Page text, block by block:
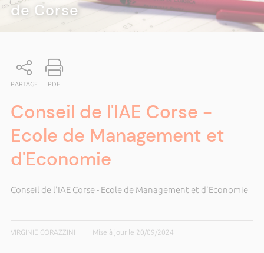
de Corse
PARTAGE PDF
Conseil de l'IAE Corse -
Ecole de Management et
d'Economie
Conseil de l'IAE Corse - Ecole de Management et d'Economie
VIRGINIE CORAZZINI Mise à jour le 20/09/2024